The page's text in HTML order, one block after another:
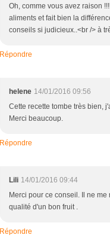
Oh, comme vous avez raison
aliments et fait bien la
conseils si judicieux..<br /> à
Répondre
helene 14/01/2016 09:56
Cette recette tombe très bien,
Merci beaucoup.
Répondre
Lili 14/01/2016 09:44
Merci pour ce conseil. Il ne
qualité d'un bon fruit .
Répondre